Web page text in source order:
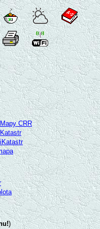
Mapy CRR
Katastr
iKatastr
)